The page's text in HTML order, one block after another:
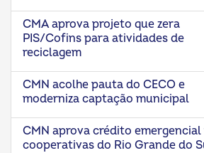
CMA aprova projeto que zera
PIS/Cofins para atividades de
reciclagem
CMN acolhe pauta do CECO e
moderniza captação municipal
CMN aprova crédito emergencial
cooperativas do Rio Grande do